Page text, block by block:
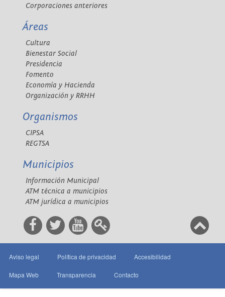
Corporaciones anteriores
Áreas
Cultura
Bienestar Social
Presidencia
Fomento
Economía y Hacienda
Organización y RRHH
Organismos
CIPSA
REGTSA
Municipios
Información Municipal
ATM técnica a municipios
ATM jurídica a municipios
Aviso legal Política de privacidad Accesibilidad
Mapa Web Transparencia Contacto